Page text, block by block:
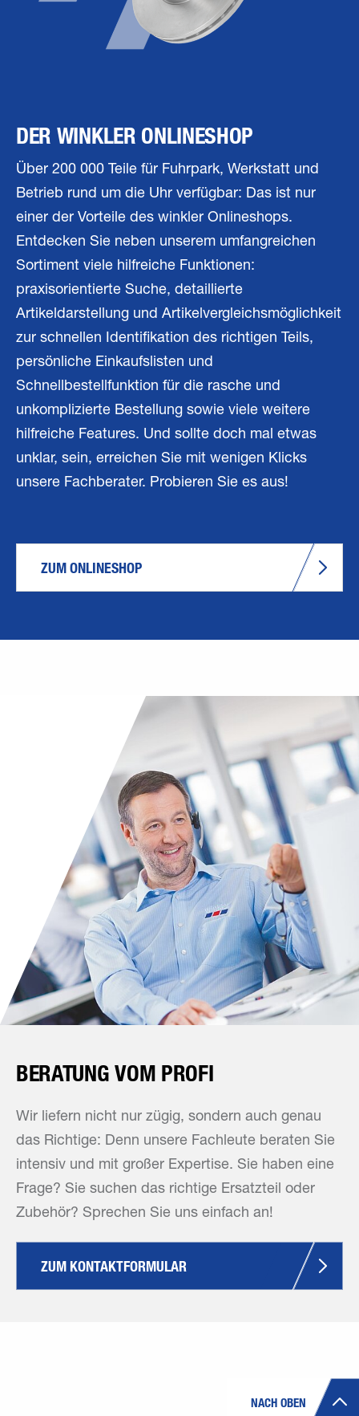
DER WINKLER ONLINESHOP
Über 200 000 Teile für Fuhrpark, Werkstatt und
Betrieb rund um die Uhr verfügbar: Das ist nur
einer der Vorteile des winkler Onlineshops.
Entdecken Sie neben unserem umfangreichen
Sortiment viele hilfreiche Funktionen:
praxisorientierte Suche, detaillierte
Artikeldarstellung und Artikelvergleichsmöglichkeit
zur schnellen Identifikation des richtigen Teils,
persönliche Einkaufslisten und
Schnellbestellfunktion für die rasche und
unkomplizierte Bestellung sowie viele weitere
hilfreiche Features. Und sollte doch mal etwas
unklar, sein, erreichen Sie mit wenigen Klicks
unsere Fachberater. Probieren Sie es aus!
ZUM ONLINESHOP
BERATUNG VOM PROFI
Wir liefern nicht nur zügig, sondern auch genau
das Richtige: Denn unsere Fachleute beraten Sie
intensiv und mit großer Expertise. Sie haben eine
Frage? Sie suchen das richtige Ersatzteil oder
Zubehör? Sprechen Sie uns einfach an!
ZUM KONTAKTFORMULAR
NACH OBEN